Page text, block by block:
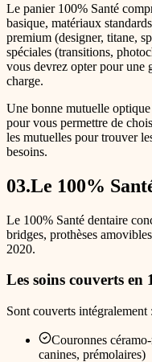
Le panier 100% Santé
basique, matériaux
premium (designer, titane,
spéciales (transitions,
vous devrez opter pour une
charge.
Une bonne mutuelle
pour vous permettre de
les mutuelles pour trouver
besoins.
03.Le 100%
Le 100% Santé dentaire
bridges, prothèses
2020.
Les soins couverts en
Sont couverts intégralement :
Couronnes
canines, prémolaires)